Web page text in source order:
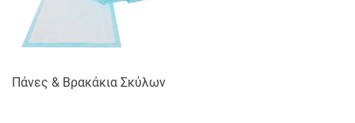
Πάνες & Βρακάκια Σκύλων